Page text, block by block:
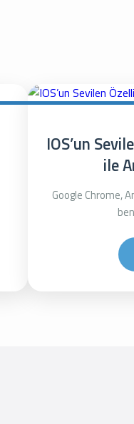
IOS’un
ile
Google Chrome,